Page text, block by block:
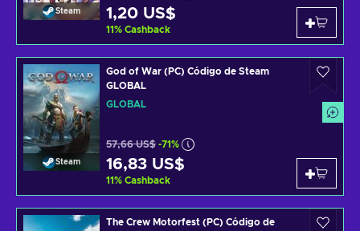
Steam 1,20 US$
11% Cashback
Steam
God of War (PC) Código de Steam
GLOBAL
GLOBAL
57,66 US$ -71%
16,83 US$
11% Cashback
The Crew Motorfest (PC) Código de